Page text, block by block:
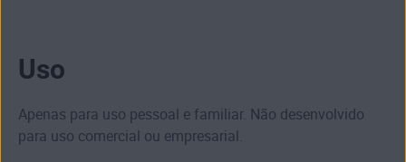
Uso
Apenas para uso pessoal e familiar. Não desenvolvido
para uso comercial ou empresarial.